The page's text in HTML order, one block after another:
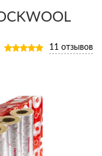
11 отзывов